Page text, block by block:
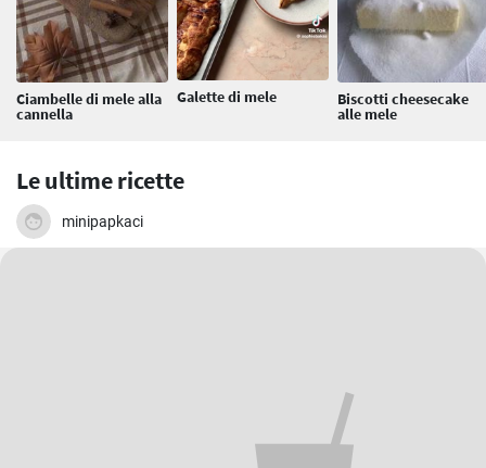
Ciambelle di mele alla
cannella
Galette di mele Biscotti cheesecake
alle mele
Le ultime ricette
minipapkaci